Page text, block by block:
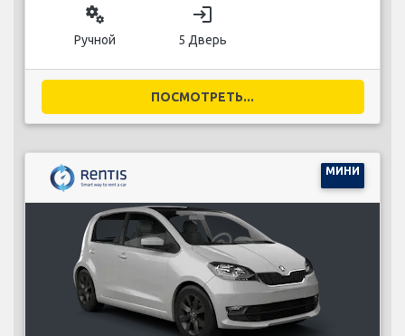
miscellaneous_services
Ручной
login
5 Дверь
ПОСМОТРЕТЬ...
МИНИ